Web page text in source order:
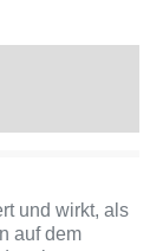
und wirkt, als
auf dem